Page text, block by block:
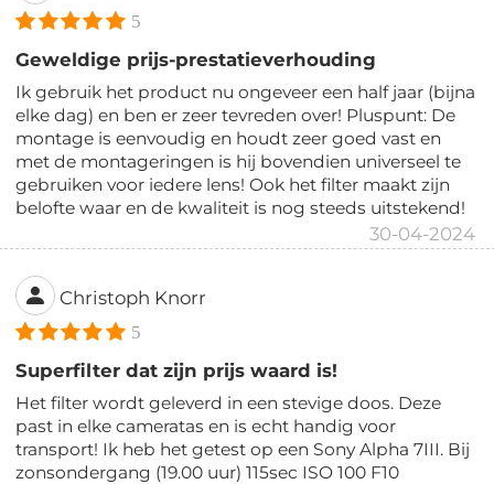
5
Geweldige prijs-prestatieverhouding
Ik gebruik het product nu ongeveer een half jaar (bijna
elke dag) en ben er zeer tevreden over! Pluspunt: De
montage is eenvoudig en houdt zeer goed vast en
met de montageringen is hij bovendien universeel te
gebruiken voor iedere lens! Ook het filter maakt zijn
belofte waar en de kwaliteit is nog steeds uitstekend!
30-04-2024
Christoph Knorr
5
Superfilter dat zijn prijs waard is!
Het filter wordt geleverd in een stevige doos. Deze
past in elke cameratas en is echt handig voor
transport! Ik heb het getest op een Sony Alpha 7III. Bij
zonsondergang (19.00 uur) 115sec ISO 100 F10